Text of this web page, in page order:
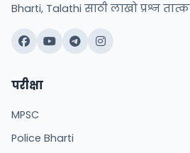
Bharti, Talathi साठी लाखो प्रश्न
परीक्षा
MPSC
Police Bharti